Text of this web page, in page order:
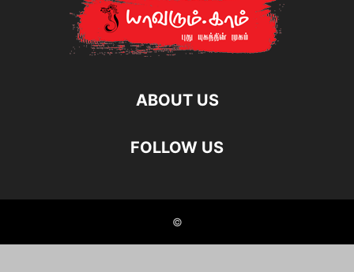
ABOUT US
FOLLOW US
©